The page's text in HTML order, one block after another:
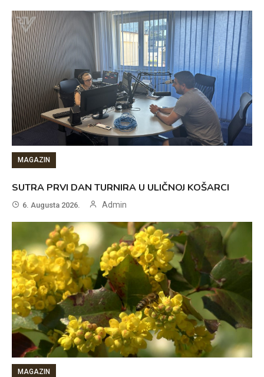
MAGAZIN
SUTRA PRVI DAN TURNIRA U ULIČNOJ KOŠARCI
6. Augusta 2026. Admin
MAGAZIN